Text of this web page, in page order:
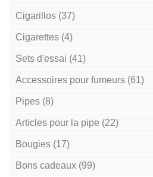
Cigarillos (37)
Cigarettes (4)
Sets d'essai (41)
Accessoires pour fumeurs (61)
Pipes (8)
Articles pour la pipe (22)
Bougies (17)
Bons cadeaux (99)